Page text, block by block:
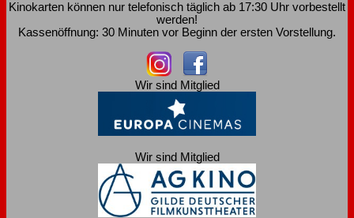
Kinokarten können nur telefonisch täglich ab 17:30 Uhr vorbestellt
werden!
Kassenöffnung: 30 Minuten vor Beginn der ersten Vorstellung.
Wir sind Mitglied
Wir sind Mitglied